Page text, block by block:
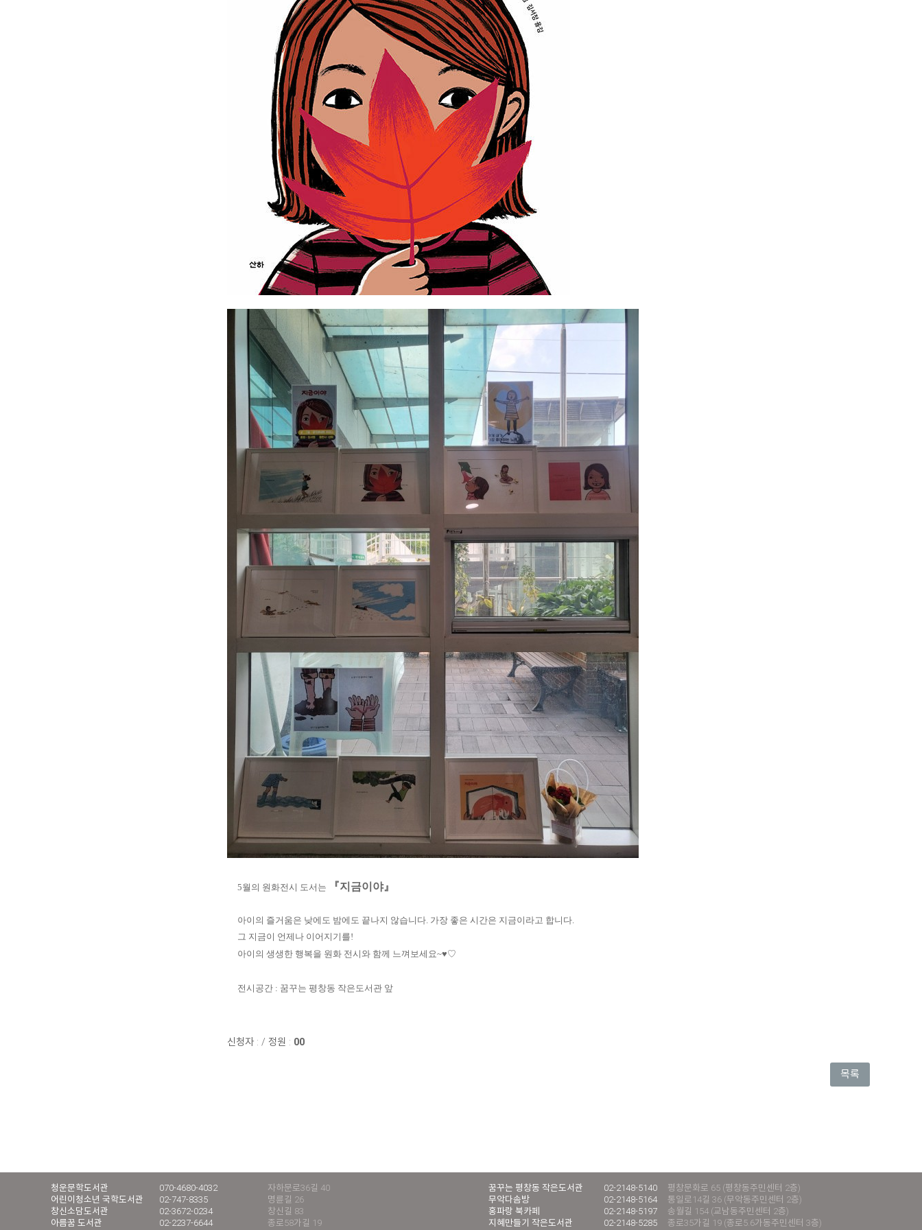
5월의 원화전시 도서는 『지금이야』
아이의 즐거움은 낮에도 밤에도 끝나지 않습니다. 가장 좋은 시간은 지금이라고 합니다.
그 지금이 언제나 이어지기를!
아이의 생생한 행복을 원화 전시와 함께 느껴보세요~♥♡
전시공간 : 꿈꾸는 평창동 작은도서관 앞
신청자 : / 정원 : 00
목록
청운문학도서관 070-4680-4032
자하문로36길 40
어린이청소년 국학도서관
02-747-8335
명륜길 26
창신소담도서관
02-3672-0234
창신길 83
아름꿈 도서관
02-2237-6644
종로58가길 19
꿈꾸는 평창동 작은도서관 02-2148-5140
평창문화로 65 (평창동주민센터 2층)
무악다솜방
02-2148-5164
통일로14길 36 (무악동주민센터 2층)
홍파랑 북카페
02-2148-5197
송월길 154 (교남동주민센터 2층)
지혜만들기 작은도서관
02-2148-5285
종로35가길 19 (종로5.6가동주민센터 3층)